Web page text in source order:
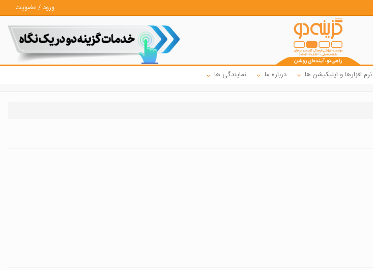
ورود / عضویت
نرم افزارها و اپلیکیشن ها درباره ما نمایندگی ها